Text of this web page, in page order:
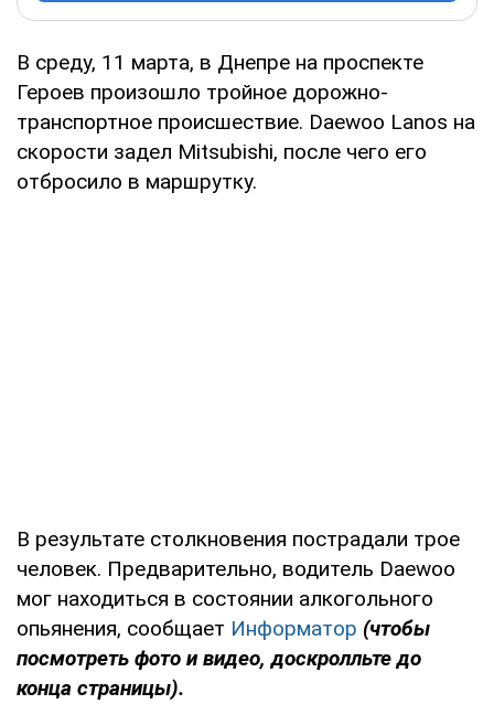
В среду, 11 марта, в Днепре на проспекте
Героев произошло тройное дорожно-
транспортное происшествие. Daewoo Lanos на
скорости задел Mitsubishi, после чего его
отбросило в маршрутку.
В результате столкновения пострадали трое
человек. Предварительно, водитель Daewoo
мог находиться в состоянии алкогольного
опьянения, сообщает Информатор (чтобы
посмотреть фото и видео, доскролльте до
конца страницы).